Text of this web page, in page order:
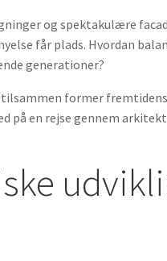
og spektakulære
får plads. Hvordan
generationer?
former
på en rejse gennem